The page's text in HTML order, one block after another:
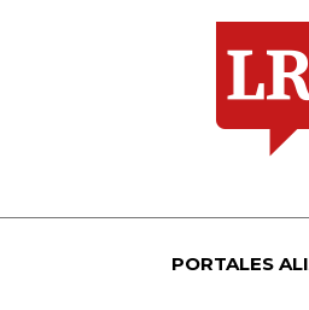
PORTALES